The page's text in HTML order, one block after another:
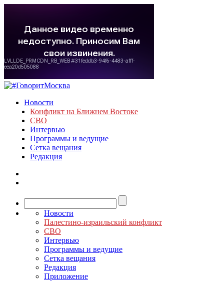
Новости
Конфликт на Ближнем Востоке
СВО
Интервью
Программы и ведущие
Сетка вещания
Редакция
Новости
Палестино-израильский конфликт
СВО
Интервью
Программы и ведущие
Сетка вещания
Редакция
Приложение